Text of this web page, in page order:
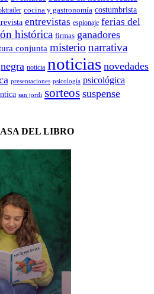
cocina y gastronomía costumbrista
entrevistas espionaje ferias del
histórica firmas ganadores
conjunta misterio narrativa
negra noticia noticias novedades
presentaciones psicología psicológica
san jordi sorteos suspense
DEL LIBRO